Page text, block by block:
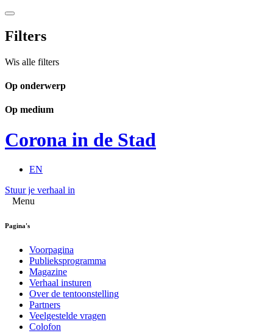
Filters
Wis alle filters
Op onderwerp
Op medium
Corona in de Stad
EN
Stuur je verhaal in
Menu
Pagina's
Voorpagina
Publieksprogramma
Magazine
Verhaal insturen
Over de tentoonstelling
Partners
Veelgestelde vragen
Colofon